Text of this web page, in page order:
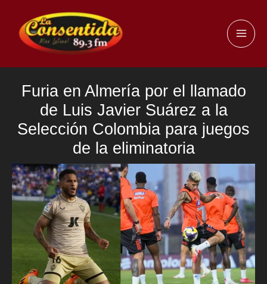
contenido
Furia en Almería por el llamado
de Luis Javier Suárez a la
Selección Colombia para juegos
de la eliminatoria